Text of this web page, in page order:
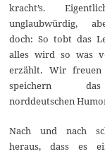
kracht’s.
unglaubwürdig,
doch: So tobt das
alles wird so was
erzählt. Wir
speichern
norddeutschen
Nach und nach
heraus, dass es